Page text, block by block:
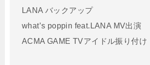
LANA バックアップ
what’s poppin feat.LANA MV出演
ACMA GAME TVアイドル振り付け